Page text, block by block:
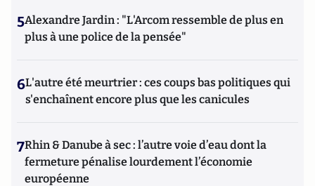
5Alexandre Jardin : "L'Arcom ressemble de plus en
plus à une police de la pensée"
6L'autre été meurtrier : ces coups bas politiques qui
s'enchaînent encore plus que les canicules
7Rhin & Danube à sec : l’autre voie d’eau dont la
fermeture pénalise lourdement l’économie
européenne